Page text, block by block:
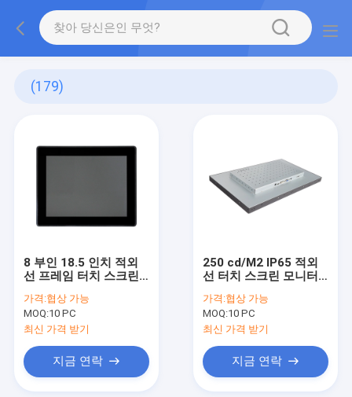
(179)
8 부인 18.5 인치 적외
선 프레임 터치 스크린
가격:협상 가능
MOQ:10 PC
최신 가격 받기
지금 연락
250 cd/M2 IP65 적외
선 터치 스크린 모니터
가격:협상 가능
MOQ:10 PC
최신 가격 받기
지금 연락